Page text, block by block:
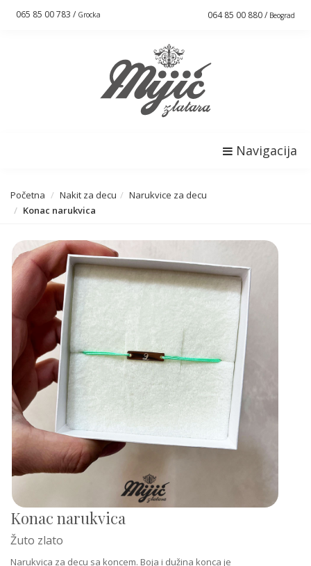
065 85 00 783 / Grocka 064 85 00 880 / Beograd
Navigacija
Početna Nakit za decu
Narukvice za decu
Konac narukvica
Konac narukvica
Žuto zlato
Narukvica za decu sa koncem. Boja i dužina konca je